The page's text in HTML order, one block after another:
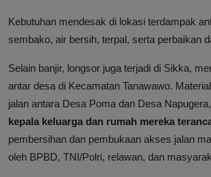
Kebutuhan mendesak di lokasi terdampak
sembako, air bersih, terpal, serta perbaikan
Selain banjir, longsor juga terjadi di Sikka,
antar desa di Kecamatan Tanawawo.
jalan antara Desa Poma dan Desa
kepala keluarga dan rumah mereka
pembersihan dan pembukaan akses jalan
oleh BPBD, TNI/Polri, relawan, dan